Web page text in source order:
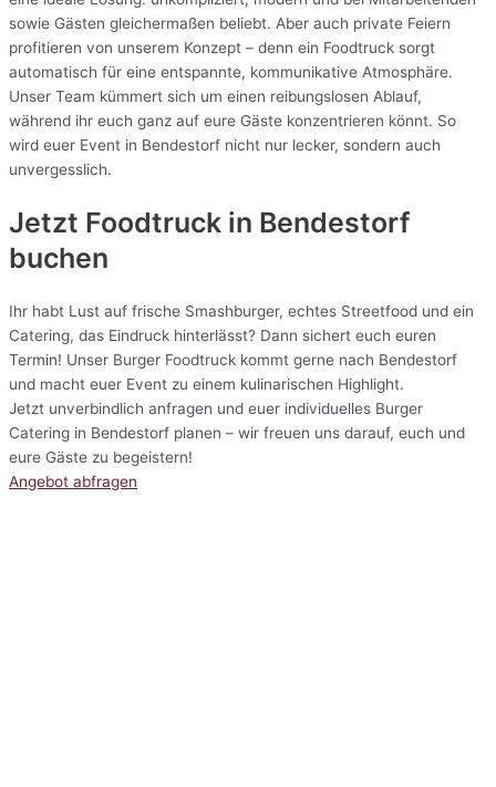
sowie Gästen gleichermaßen beliebt. Aber auch private Feiern
profitieren von unserem Konzept – denn ein Foodtruck sorgt
automatisch für eine entspannte, kommunikative Atmosphäre.
Unser Team kümmert sich um einen reibungslosen Ablauf,
während ihr euch ganz auf eure Gäste konzentrieren könnt. So
wird euer Event in Bendestorf nicht nur lecker, sondern auch
unvergesslich.
Jetzt Foodtruck in Bendestorf
buchen
Ihr habt Lust auf frische Smashburger, echtes Streetfood und ein
Catering, das Eindruck hinterlässt? Dann sichert euch euren
Termin! Unser Burger Foodtruck kommt gerne nach Bendestorf
und macht euer Event zu einem kulinarischen Highlight.
Jetzt unverbindlich anfragen und euer individuelles Burger
Catering in Bendestorf planen – wir freuen uns darauf, euch und
eure Gäste zu begeistern!
Angebot abfragen